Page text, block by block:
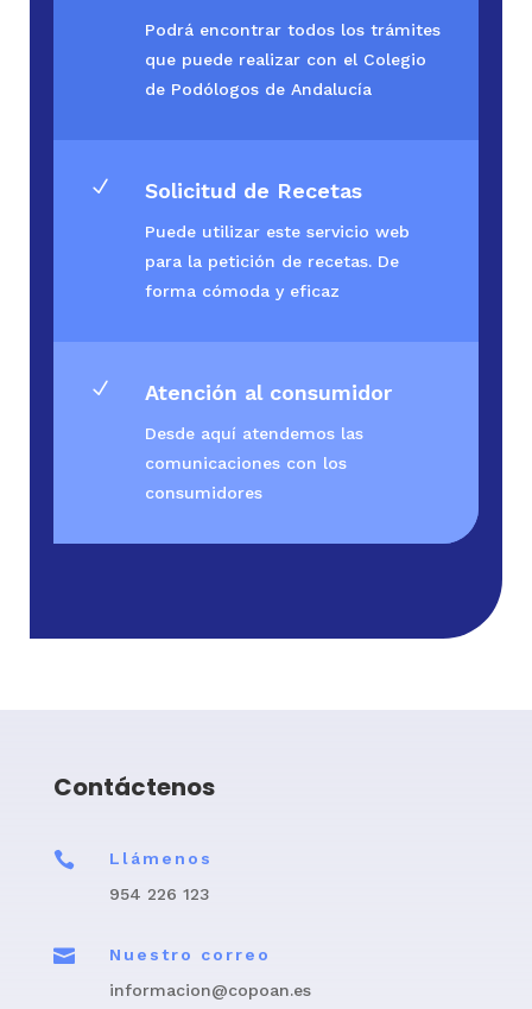
Podrá encontrar todos los trámites
que puede realizar con el Colegio
de Podólogos de Andalucía
N Solicitud de Recetas
Puede utilizar este servicio web
para la petición de recetas. De
forma cómoda y eficaz
N Atención al consumidor
Desde aquí atendemos las
comunicaciones con los
consumidores
Contáctenos

Llámenos
954 226 123

Nuestro correo
informacion@copoan.es